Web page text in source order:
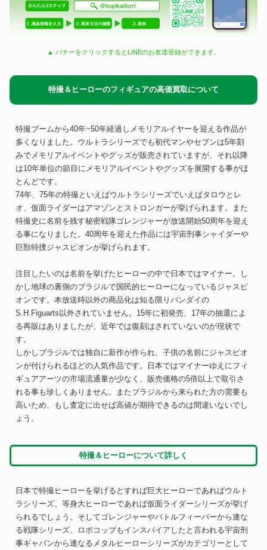
▲ バナーをクリックするとLINEのお友達登録ができます。
特撮＆ヒーローのフィギュアの高価買取について
特撮ブームから40年~50年経過しメモリアルイヤーを迎える作品が
多くなりました。ウルトラシリーズでも初代マンやセブンは5年刻
みでメモリアルイベントやグッズが販売されていますが、それ以降
は10年単位の節目にメモリアルイベントやグッズを展開する事がほ
とんどです。
74年、75年の特撮といえばウルトラシリーズでいえばタロウとレ
オ、仮面ライダーはアマゾンとストロンガーが挙げられます。また
特撮史に名前を残す秘密戦隊ゴレンジャーが放送開始50周年を迎え
る事になりました。40周年を迎えた作品には宇宙刑事シャイダーや
巨獣特捜ジャスピオンが挙げられます。
注目したいのは名前を挙げたヒーローの中で日本ではマイナー。し
かし地球の裏側のブラジルで国民的ヒーローになっているジャスピ
オンです。本放送時以外の商品化は知る限りバンダイの
S.H.Figuarts以外されていません。15年に初発売、17年の抽選によ
る再販はありましたが、近年では復刻はされていないのが現状で
す。
しかしブラジルでは独自に新作が作られ、子供の名前にジャスピオ
ンが付けられるほどの人気作品です。日本ではマイナーゆえにフィ
ギュアアーツの市場流通量が少なく、販売価格の5倍以上で取引さ
れる事も珍しくありません。またブラジルから来られた方の需要も
高いため、もし査定に出せば高値が期待できるのは間違いないでし
ょう。
特撮＆ヒーローについて詳しく
日本で特撮ヒーローを挙げるとすれば巨大ヒーローであればウルト
ラシリーズ、等身大ヒーローであれば仮面ライダーシリーズが挙げ
られるでしょう。そしてゴレンジャーやバトルフィーバーから連な
る戦隊シリーズ、ロボコップもインスパイアしたと言われる宇宙刑
事ギャバンから連なるメタルヒーローシリーズがカテゴリーとして